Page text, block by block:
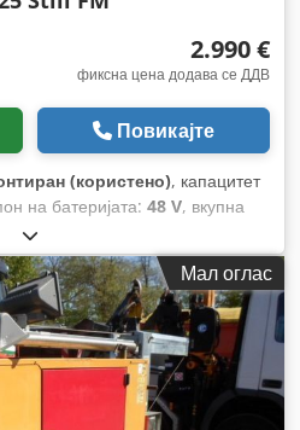
2.990 €
фиксна цена додава се ДДВ
Повикајте
(користено), капацитет
на батеријата: 48 V, вкупна
Мал оглас